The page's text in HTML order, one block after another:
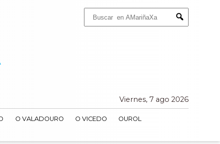
Submit
Viernes, 7 ago 2026
O VALADOURO O VICEDO OUROL